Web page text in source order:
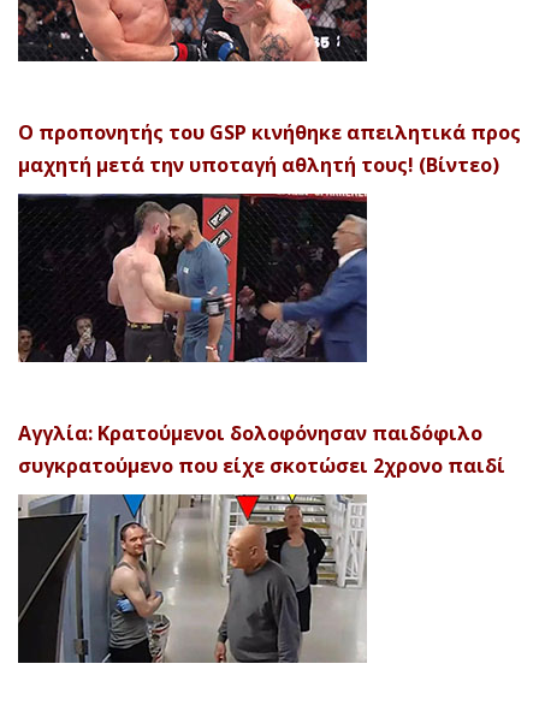
Ο προπονητής του GSP κινήθηκε απειλητικά προς
μαχητή μετά την υποταγή αθλητή τους! (Βίντεο)
Αγγλία: Κρατούμενοι δολοφόνησαν παιδόφιλο
συγκρατούμενο που είχε σκοτώσει 2χρονο παιδί